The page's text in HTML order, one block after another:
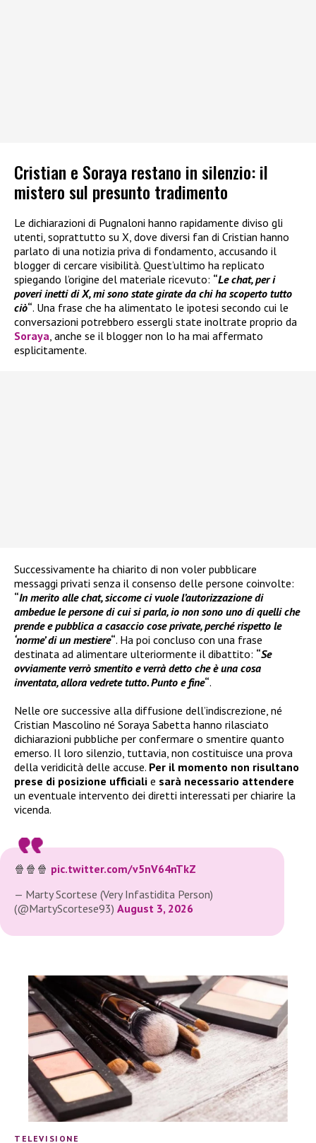
Cristian e Soraya restano in silenzio: il
mistero sul presunto tradimento
Le dichiarazioni di Pugnaloni hanno rapidamente diviso gli
utenti, soprattutto su X, dove diversi fan di Cristian hanno
parlato di una notizia priva di fondamento, accusando il
blogger di cercare visibilità. Quest’ultimo ha replicato
spiegando l’origine del materiale ricevuto: “Le chat, per i
poveri inetti di X, mi sono state girate da chi ha scoperto tutto
ciò“. Una frase che ha alimentato le ipotesi secondo cui le
conversazioni potrebbero essergli state inoltrate proprio da
Soraya , anche se il blogger non lo ha mai affermato
esplicitamente.
Successivamente ha chiarito di non voler pubblicare
messaggi privati senza il consenso delle persone coinvolte:
“In merito alle chat, siccome ci vuole l’autorizzazione di
ambedue le persone di cui si parla, io non sono uno di quelli che
prende e pubblica a casaccio cose private, perché rispetto le
‘norme’ di un mestiere“. Ha poi concluso con una frase
destinata ad alimentare ulteriormente il dibattito: “Se
ovviamente verrò smentito e verrà detto che è una cosa
inventata, allora vedrete tutto. Punto e fine“.
Nelle ore successive alla diffusione dell’indiscrezione, né
Cristian Mascolino né Soraya Sabetta hanno rilasciato
dichiarazioni pubbliche per confermare o smentire quanto
emerso. Il loro silenzio, tuttavia, non costituisce una prova
della veridicità delle accuse. Per il momento non risultano
prese di posizione ufficiali e sarà necessario attendere
un eventuale intervento dei diretti interessati per chiarire la
vicenda.
🍿🍿🍿 pic.twitter.com/v5nV64nTkZ
— Marty Scortese (Very Infastidita Person)
(@MartyScortese93) August 3, 2026
TELEVISIONE